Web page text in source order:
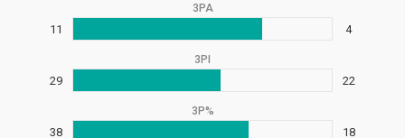
3PA
11 4
3PI
29 22
3P%
38 18